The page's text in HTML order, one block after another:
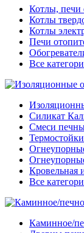
Котлы, печи
Котлы
Котлы
Печи
Все
Силикат
Смеси
Кровельная
Все
Каминное/